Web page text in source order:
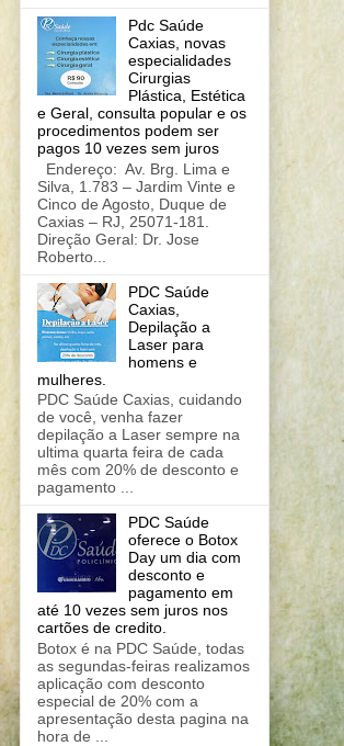
Pdc Saúde
Caxias, novas
especialidades
Cirurgias
Plástica, Estética
e Geral, consulta popular e os
procedimentos podem ser
pagos 10 vezes sem juros
Endereço: Av. Brg. Lima e
Silva, 1.783 – Jardim Vinte e
Cinco de Agosto, Duque de
Caxias – RJ, 25071-181.
Direção Geral: Dr. Jose
Roberto...
PDC Saúde
Caxias,
Depilação a
Laser para
homens e
mulheres.
PDC Saúde Caxias, cuidando
de você, venha fazer
depilação a Laser sempre na
ultima quarta feira de cada
mês com 20% de desconto e
pagamento ...
PDC Saúde
oferece o Botox
Day um dia com
desconto e
pagamento em
até 10 vezes sem juros nos
cartões de credito.
Botox é na PDC Saúde, todas
as segundas-feiras realizamos
aplicação com desconto
especial de 20% com a
apresentação desta pagina na
hora de ...